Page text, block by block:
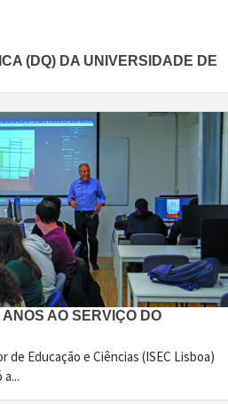
(DQ) DA UNIVERSIDADE DE
AO SERVIÇO DO
Educação e Ciências (ISEC Lisboa)